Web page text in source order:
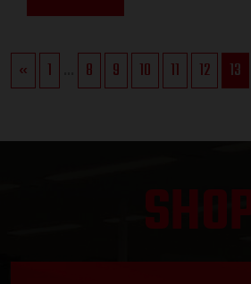
« 1 8 9 10 11 12 13